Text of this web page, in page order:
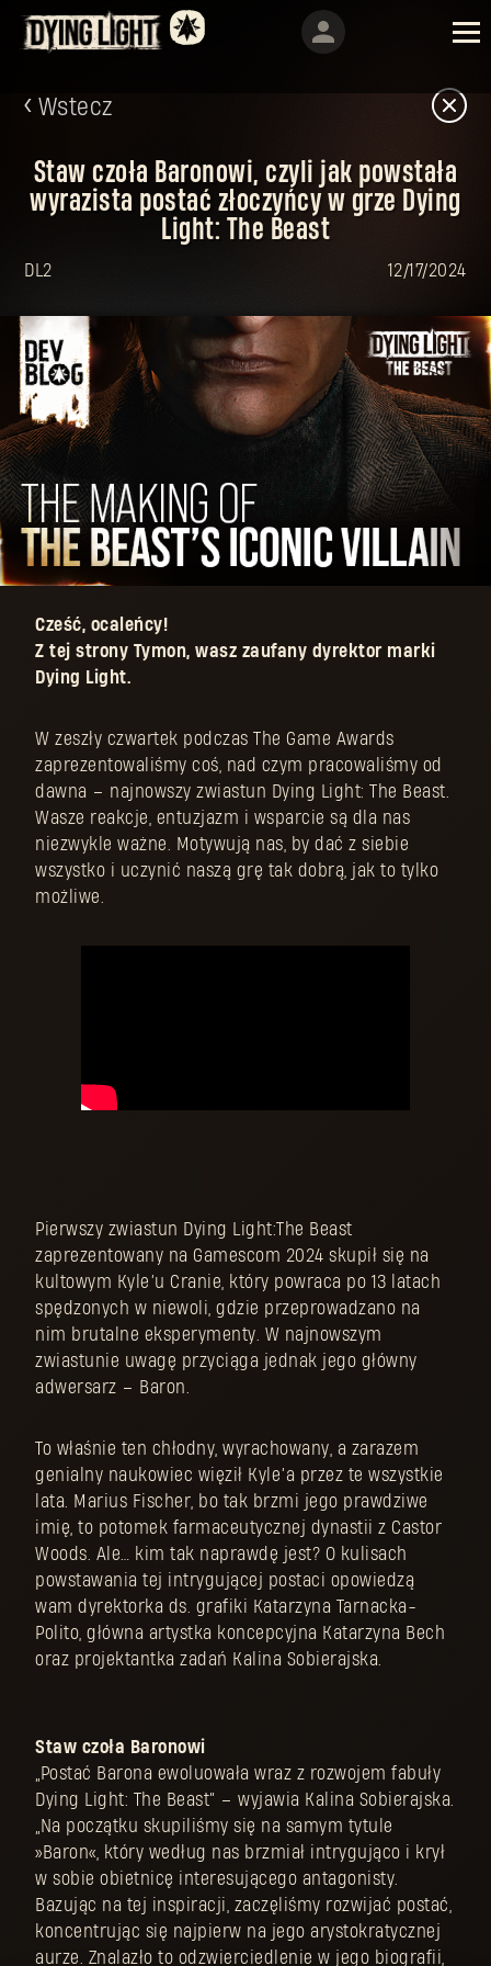
Wstecz
Staw czoła Baronowi, czyli jak powstała
wyrazista postać złoczyńcy w grze Dying
Light: The Beast
DL2 12/17/2024
Cześć, ocaleńcy!
Z tej strony Tymon, wasz zaufany dyrektor marki
Dying Light.
W zeszły czwartek podczas The Game Awards
zaprezentowaliśmy coś, nad czym pracowaliśmy od
dawna – najnowszy zwiastun Dying Light: The Beast.
Wasze reakcje, entuzjazm i wsparcie są dla nas
niezwykle ważne. Motywują nas, by dać z siebie
wszystko i uczynić naszą grę tak dobrą, jak to tylko
możliwe.
Pierwszy zwiastun Dying Light:The Beast
zaprezentowany na Gamescom 2024 skupił się na
kultowym Kyle’u Cranie, który powraca po 13 latach
spędzonych w niewoli, gdzie przeprowadzano na
nim brutalne eksperymenty. W najnowszym
zwiastunie uwagę przyciąga jednak jego główny
adwersarz – Baron.
To właśnie ten chłodny, wyrachowany, a zarazem
genialny naukowiec więził Kyle’a przez te wszystkie
lata. Marius Fischer, bo tak brzmi jego prawdziwe
imię, to potomek farmaceutycznej dynastii z Castor
Woods. Ale… kim tak naprawdę jest? O kulisach
powstawania tej intrygującej postaci opowiedzą
wam dyrektorka ds. grafiki Katarzyna Tarnacka-
Polito, główna artystka koncepcyjna Katarzyna Bech
oraz projektantka zadań Kalina Sobierajska.
Staw czoła Baronowi
„Postać Barona ewoluowała wraz z rozwojem fabuły
Dying Light: The Beast” – wyjawia Kalina Sobierajska.
„Na początku skupiliśmy się na samym tytule
»Baron«, który według nas brzmiał intrygująco i krył
w sobie obietnicę interesującego antagonisty.
Bazując na tej inspiracji, zaczęliśmy rozwijać postać,
koncentrując się najpierw na jego arystokratycznej
aurze. Znalazło to odzwierciedlenie w jego biografii,